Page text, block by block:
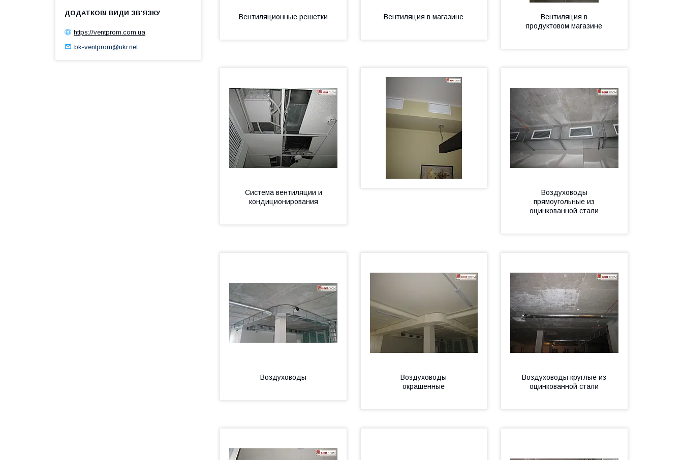
Вентиляционные решетки Вентиляция в магазине
Вентиляция в
продуктовом магазине
Система вентиляции и
кондиционирования
Воздуховоды
прямоугольные из
оцинкованной стали
Воздуховоды
Воздуховоды
окрашенные
Воздуховоды круглые из
оцинкованной стали
https://ventprom.com.ua
bk-ventprom@ukr.net